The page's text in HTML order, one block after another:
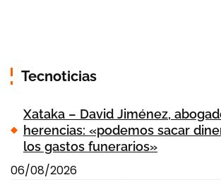
Tecnoticias
Xataka – David Jiménez,
herencias: «podemos sacar
los gastos funerarios»
06/08/2026